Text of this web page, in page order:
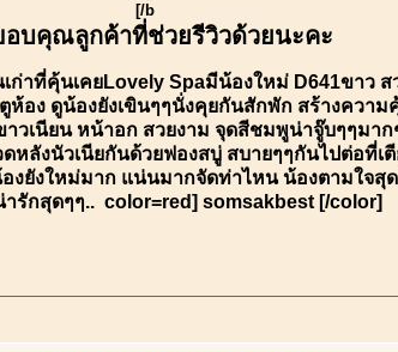
[/b
บคุณลูกค้าที่ช่วยรีวิวด้วยนะคะ
ก่าที่คุ้นเคยLovely Spaมีน้องใหม่ D641ขาว
อง ดูน้องยังเขินๆๆนั่งคุยกันสักพัก สร้างความ
วเนียน หน้าอก สวยงาม จุดสีชมพูน่าจู๊บๆๆมาก
ลังนัวเนียกันด้วยฟองสบู่ สบายๆๆกันไปต่อที่เ
งยังใหม่มาก แน่นมากจัดท่าไหน น้องตามใจสุ
รักสุดๆๆ.. color=red] somsakbest [/color]